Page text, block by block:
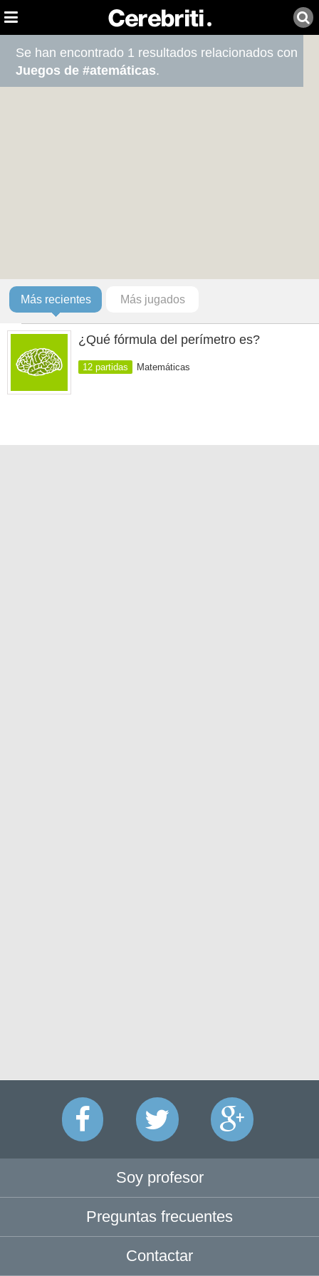
Se han encontrado 1 resultados relacionados con
Juegos de #atemáticas.
Más recientes Más jugados
¿Qué fórmula del perímetro es?
12 partidas Matemáticas
Soy profesor
Preguntas frecuentes
Contactar